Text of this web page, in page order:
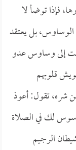
فإذا توضأ لا
بل يعتقد
إلى وساوس عدو
قلوبهم
شره، تقول: أعوذ
وسوس لك في الصلاة
الرجيم